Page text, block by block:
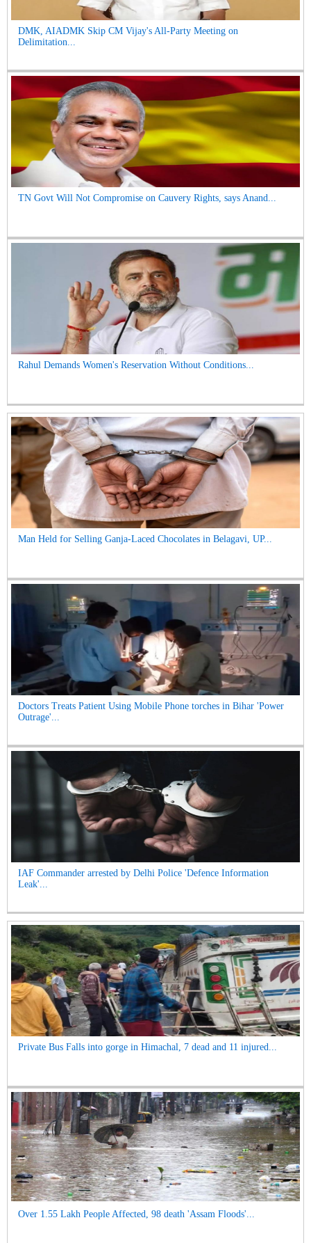
DMK, AIADMK Skip CM Vijay's All-Party Meeting on
Delimitation...
TN Govt Will Not Compromise on Cauvery Rights, says Anand...
Rahul Demands Women's Reservation Without Conditions...
Man Held for Selling Ganja-Laced Chocolates in Belagavi, UP...
Doctors Treats Patient Using Mobile Phone torches in Bihar 'Power
Outrage'...
IAF Commander arrested by Delhi Police 'Defence Information
Leak'...
Private Bus Falls into gorge in Himachal, 7 dead and 11 injured...
Over 1.55 Lakh People Affected, 98 death 'Assam Floods'...